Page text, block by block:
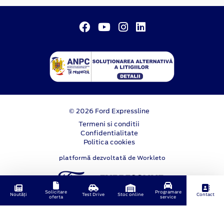
© 2026 Ford Expressline
Termeni si conditii
Confidentialitate
Politica cookies
platformă dezvoltată de Workleto
Noutăți
Solicitare
oferta
Test Drive Stoc online
Programare
service
Contact